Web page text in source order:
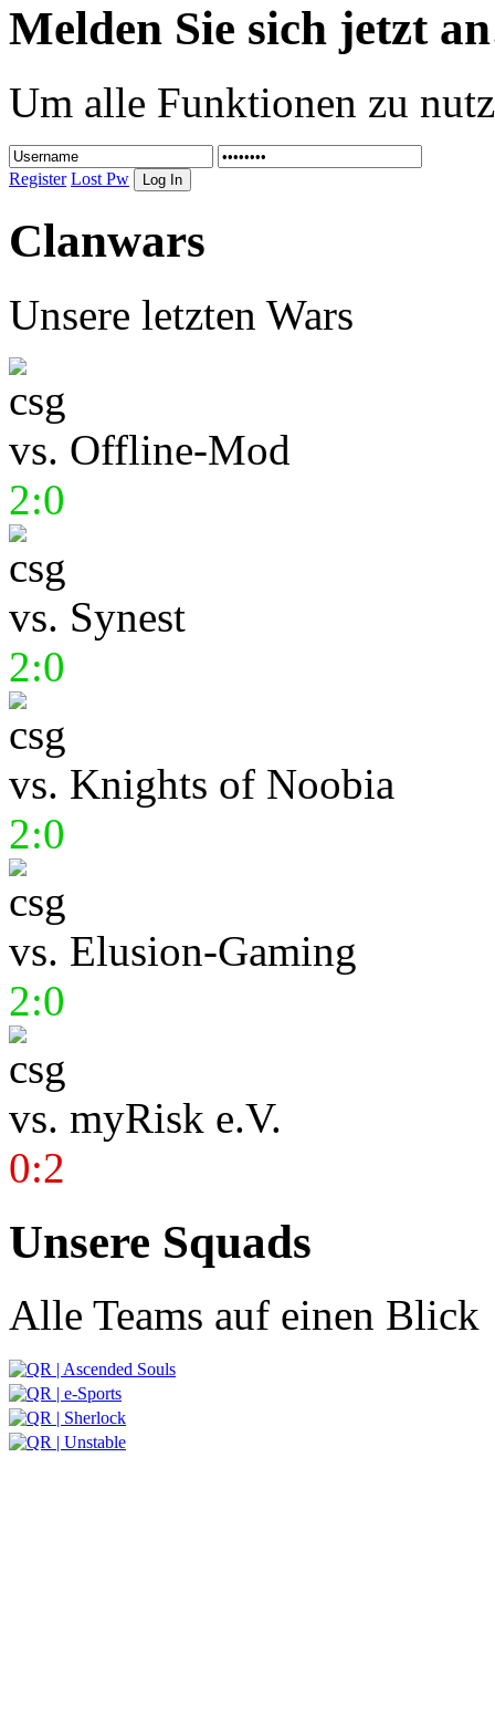
Melden Sie sich jetzt
Um alle Funktionen zu
Register Lost Pw
Clanwars
Unsere letzten Wars
vs. Offline-Mod
2:0
vs. Synest
2:0
vs. Knights of Noobia
2:0
vs. Elusion-Gaming
2:0
vs. myRisk e.V.
0:2
Unsere Squads
Alle Teams auf einen Blick